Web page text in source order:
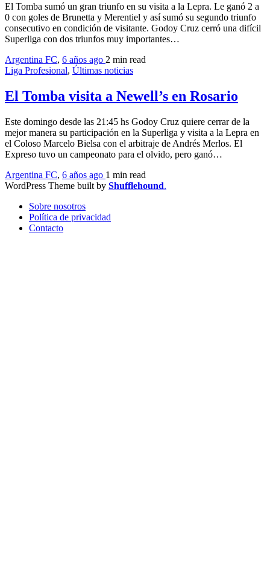
El Tomba sumó un gran triunfo en su visita a la Lepra. Le ganó 2 a
0 con goles de Brunetta y Merentiel y así sumó su segundo triunfo
consecutivo en condición de visitante. Godoy Cruz cerró una difícil
Superliga con dos triunfos muy importantes…
Argentina FC, 6 años ago 2 min read
Liga Profesional, Últimas noticias
El Tomba visita a Newell’s en Rosario
Este domingo desde las 21:45 hs Godoy Cruz quiere cerrar de la
mejor manera su participación en la Superliga y visita a la Lepra en
el Coloso Marcelo Bielsa con el arbitraje de Andrés Merlos. El
Expreso tuvo un campeonato para el olvido, pero ganó…
Argentina FC, 6 años ago 1 min read
WordPress Theme built by Shufflehound.
Sobre nosotros
Política de privacidad
Contacto